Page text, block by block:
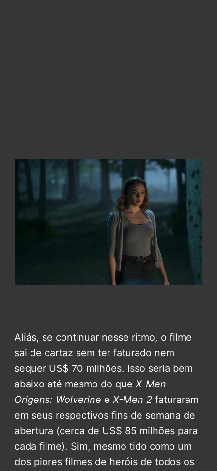
Aliás, se continuar nesse ritmo, o filme
sai de cartaz sem ter faturado nem
sequer US$ 70 milhões. Isso seria bem
abaixo até mesmo do que X-Men
Origens: Wolverine e X-Men 2 faturaram
em seus respectivos fins de semana de
abertura (cerca de US$ 85 milhões para
cada filme). Sim, mesmo tido como um
dos piores filmes de heróis de todos os